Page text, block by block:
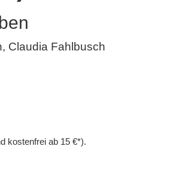
Claudia Fahlbusch
kostenfrei ab 15 €*).